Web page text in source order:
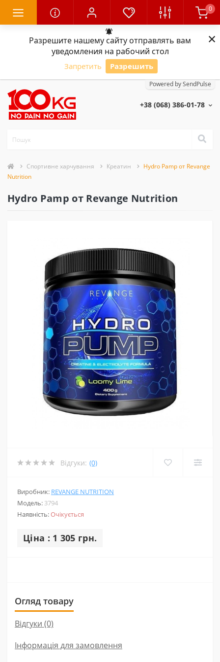
Разрешите нашему сайту отправлять вам
уведомления на рабочий стол
Запретить Разрешить
Powered by SendPulse
×
0
+38 (068) 386-01-78
Спортивне харчування Креатин
Hydro Pamp от Revange
Nutrition
Hydro Pamp от Revange Nutrition
Відгуки: (0)
Виробник: REVANGE NUTRITION
Модель: 3794
Наявність:Очікується
Ціна : 1 305 грн.
Огляд товару
Відгуки (0)
Інформація для замовлення